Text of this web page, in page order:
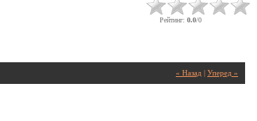
Рейтинг: 0.0/0
« Назад Уперед »